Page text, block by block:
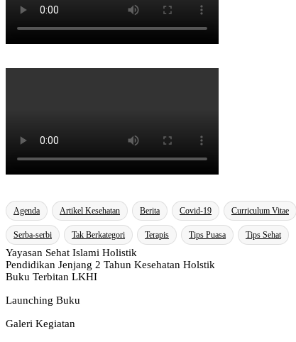
Agenda Artikel Kesehatan Berita Covid-19 Curriculum Vitae
Serba-serbi Tak Berkategori Terapis Tips Puasa Tips Sehat
Yayasan Sehat Islami Holistik
Pendidikan Jenjang 2 Tahun Kesehatan Holstik
Buku Terbitan LKHI
Launching Buku
Galeri Kegiatan